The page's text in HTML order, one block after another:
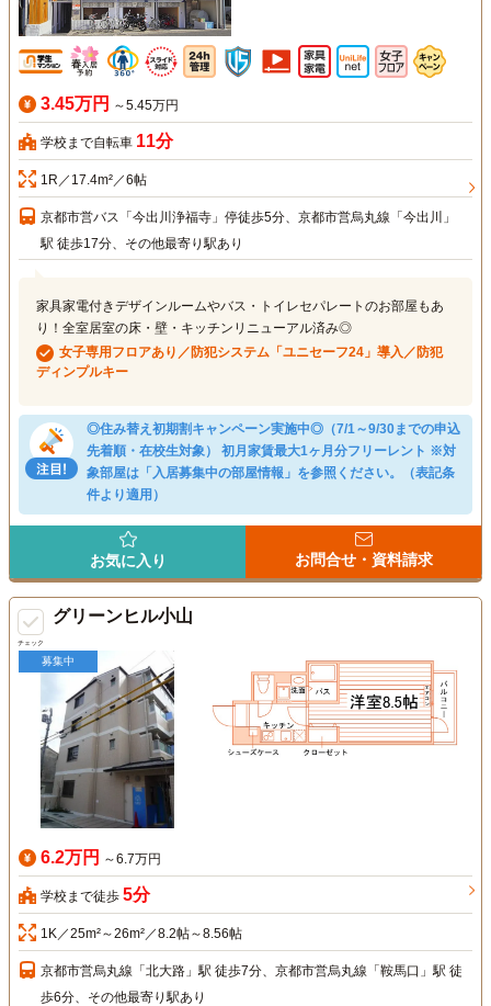
3.45万円 ～5.45万円
学校まで自転車 11分
1R／17.4m²／6帖
京都市営バス「今出川浄福寺」停徒歩5分、京都市営烏丸線「今出川」
駅 徒歩17分、その他最寄り駅あり
家具家電付きデザインルームやバス・トイレセパレートのお部屋もあ
り！全室居室の床・壁・キッチンリニューアル済み◎
女子専用フロアあり／防犯システム「ユニセーフ24」導入／防犯
ディンプルキー
◎住み替え初期割キャンペーン実施中◎（7/1～9/30までの申込
先着順・在校生対象） 初月家賃最大1ヶ月分フリーレント ※対
象部屋は「入居募集中の部屋情報」を参照ください。（表記条
件より適用）
お気に入り お問合せ・資料請求
チェック
グリーンヒル小山
募集中
6.2万円 ～6.7万円
学校まで徒歩 5分
1K／25m²～26m²／8.2帖～8.56帖
京都市営烏丸線「北大路」駅 徒歩7分、京都市営烏丸線「鞍馬口」駅 徒
歩6分、その他最寄り駅あり